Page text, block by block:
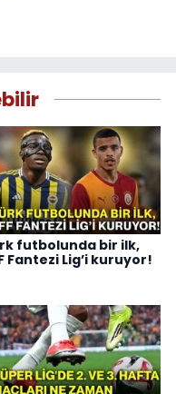
futbolunda bir ilk,
Fantezi Lig’i kuruyor!